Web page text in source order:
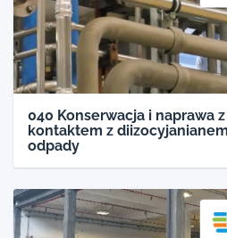
040 Konserwacja i naprawa
kontaktem z
odpady